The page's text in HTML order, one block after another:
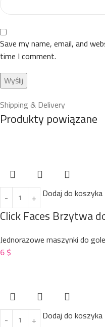
Save my name, email, and
time I comment.
Shipping & Delivery
Produkty powiązane
Dodaj do koszyka
Click Faces Brzytwa
Jednorazowe maszynki do
6$
Dodaj do koszyka